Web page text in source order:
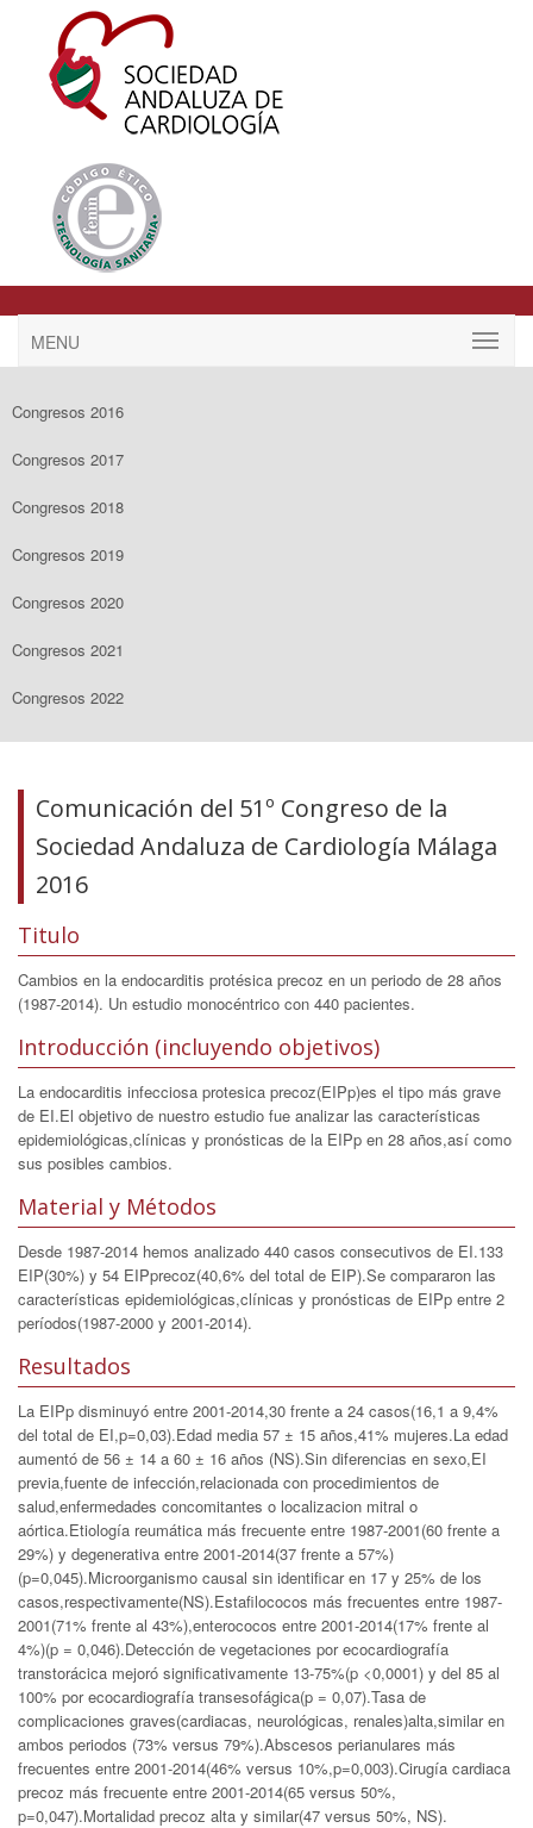
MENU
Congresos 2016
Congresos 2017
Congresos 2018
Congresos 2019
Congresos 2020
Congresos 2021
Congresos 2022
Comunicación del 51º Congreso de la
Sociedad Andaluza de Cardiología Málaga
2016
Titulo
Cambios en la endocarditis protésica precoz en un periodo de 28 años
(1987-2014). Un estudio monocéntrico con 440 pacientes.
Introducción (incluyendo objetivos)
La endocarditis infecciosa protesica precoz(EIPp)es el tipo más grave
de EI.El objetivo de nuestro estudio fue analizar las características
epidemiológicas,clínicas y pronósticas de la EIPp en 28 años,así como
sus posibles cambios.
Material y Métodos
Desde 1987-2014 hemos analizado 440 casos consecutivos de EI.133
EIP(30%) y 54 EIPprecoz(40,6% del total de EIP).Se compararon las
características epidemiológicas,clínicas y pronósticas de EIPp entre 2
períodos(1987-2000 y 2001-2014).
Resultados
La EIPp disminuyó entre 2001-2014,30 frente a 24 casos(16,1 a 9,4%
del total de EI,p=0,03).Edad media 57 ± 15 años,41% mujeres.La edad
aumentó de 56 ± 14 a 60 ± 16 años (NS).Sin diferencias en sexo,EI
previa,fuente de infección,relacionada con procedimientos de
salud,enfermedades concomitantes o localizacion mitral o
aórtica.Etiología reumática más frecuente entre 1987-2001(60 frente a
29%) y degenerativa entre 2001-2014(37 frente a 57%)
(p=0,045).Microorganismo causal sin identificar en 17 y 25% de los
casos,respectivamente(NS).Estafilococos más frecuentes entre 1987-
2001(71% frente al 43%),enterococos entre 2001-2014(17% frente al
4%)(p = 0,046).Detección de vegetaciones por ecocardiografía
transtorácica mejoró significativamente 13-75%(p <0,0001) y del 85 al
100% por ecocardiografía transesofágica(p = 0,07).Tasa de
complicaciones graves(cardiacas, neurológicas, renales)alta,similar en
ambos periodos (73% versus 79%).Abscesos perianulares más
frecuentes entre 2001-2014(46% versus 10%,p=0,003).Cirugía cardiaca
precoz más frecuente entre 2001-2014(65 versus 50%,
p=0,047).Mortalidad precoz alta y similar(47 versus 50%, NS).